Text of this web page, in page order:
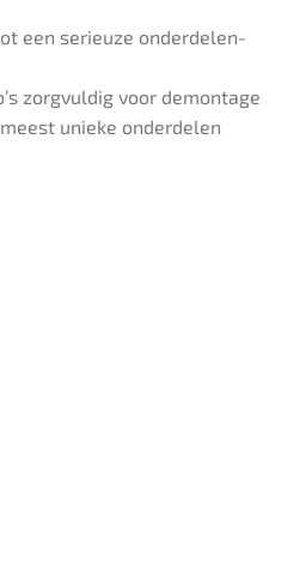
een serieuze onderdelen-
zorgvuldig voor demontage
unieke onderdelen